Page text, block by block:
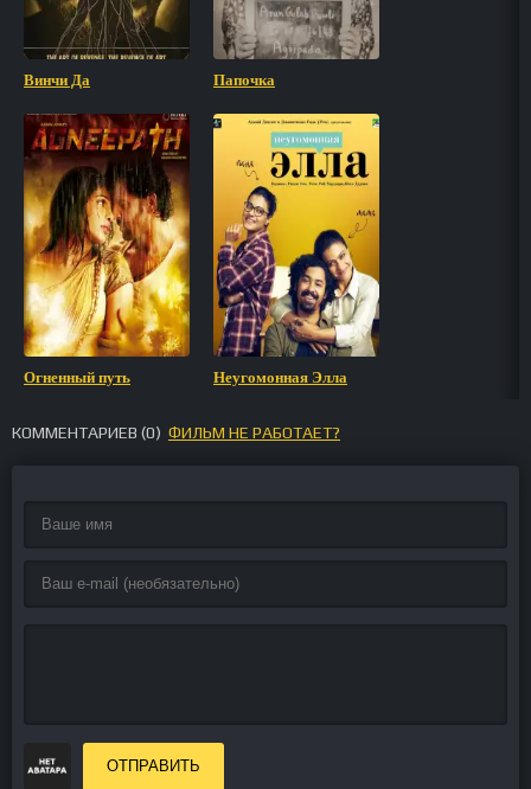
Винчи Да Папочка
Огненный путь Неугомонная Элла
КОММЕНТАРИЕВ (0) ФИЛЬМ НЕ РАБОТАЕТ?
ОТПРАВИТЬ